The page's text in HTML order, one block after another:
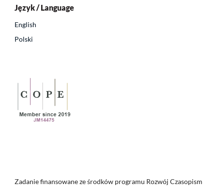
Język / Language
English
Polski
Zadanie finansowane ze środków programu Rozwój Czasopism